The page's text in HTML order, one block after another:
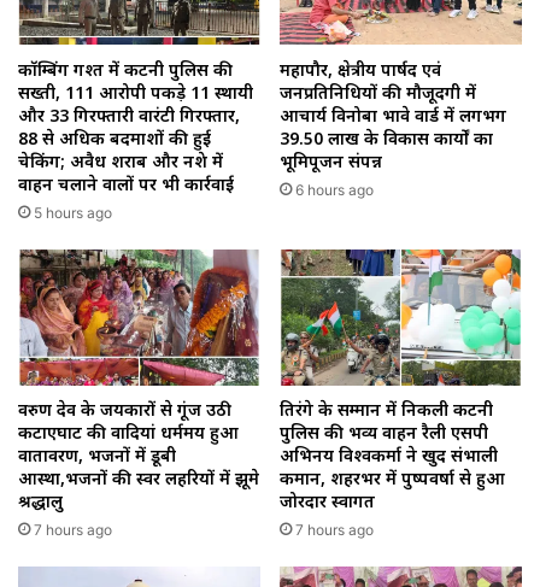
कॉम्बिंग गश्त में कटनी पुलिस की
सख्ती, 111 आरोपी पकड़े 11 स्थायी
और 33 गिरफ्तारी वारंटी गिरफ्तार,
88 से अधिक बदमाशों की हुई
चेकिंग; अवैध शराब और नशे में
वाहन चलाने वालों पर भी कार्रवाई
5 hours ago
महापौर, क्षेत्रीय पार्षद एवं
जनप्रतिनिधियों की मौजूदगी में
आचार्य विनोबा भावे वार्ड में लगभग
39.50 लाख के विकास कार्यों का
भूमिपूजन संपन्न
6 hours ago
वरुण देव के जयकारों से गूंज उठी
कटाएघाट की वादियां धर्ममय हुआ
वातावरण, भजनों में डूबी
आस्था,भजनों की स्वर लहरियों में झूमे
श्रद्धालु
7 hours ago
तिरंगे के सम्मान में निकली कटनी
पुलिस की भव्य वाहन रैली एसपी
अभिनय विश्वकर्मा ने खुद संभाली
कमान, शहरभर में पुष्पवर्षा से हुआ
जोरदार स्वागत
7 hours ago